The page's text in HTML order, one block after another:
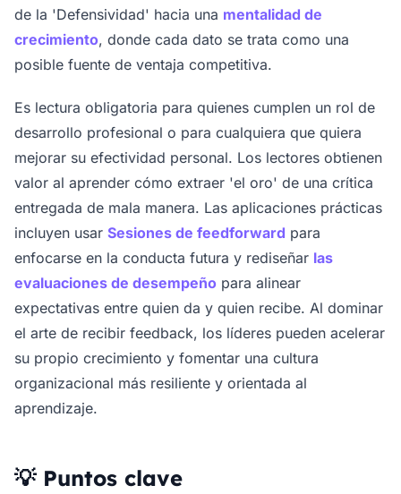
de la 'Defensividad' hacia una mentalidad de
crecimiento, donde cada dato se trata como una
posible fuente de ventaja competitiva.
Es lectura obligatoria para quienes cumplen un rol de
desarrollo profesional o para cualquiera que quiera
mejorar su efectividad personal. Los lectores obtienen
valor al aprender cómo extraer 'el oro' de una crítica
entregada de mala manera. Las aplicaciones prácticas
incluyen usar Sesiones de feedforward para
enfocarse en la conducta futura y rediseñar las
evaluaciones de desempeño para alinear
expectativas entre quien da y quien recibe. Al dominar
el arte de recibir feedback, los líderes pueden acelerar
su propio crecimiento y fomentar una cultura
organizacional más resiliente y orientada al
aprendizaje.
💡 Puntos clave